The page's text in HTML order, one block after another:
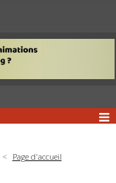
Page d'accueil